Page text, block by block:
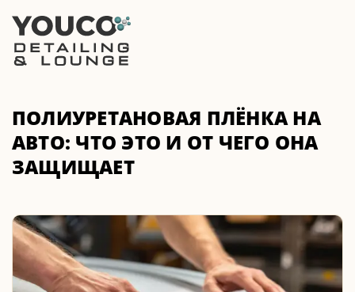
ПОЛИУРЕТАНОВАЯ ПЛЁНКА НА
АВТО: ЧТО ЭТО И ОТ ЧЕГО ОНА
ЗАЩИЩАЕТ